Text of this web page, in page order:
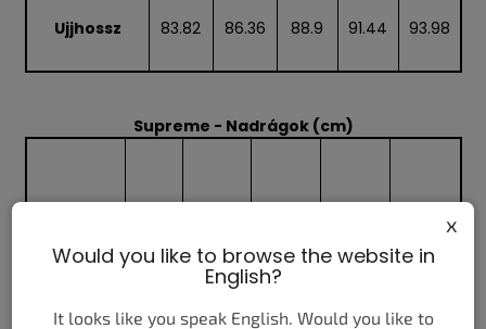
Ujjhossz 83.82 86.36 88.9 91.44 93.98
Supreme - Nadrágok (cm)
Would you like to browse the website in
English?
x
It looks like you speak English. Would you like to